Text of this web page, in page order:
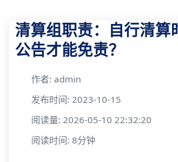
清算组职责：自行清算
公告才能免责？
作者: admin
发布时间: 2023-10-15
阅读量: 2026-05-10 22:32:20
阅读时间: 8分钟